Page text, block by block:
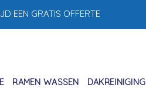
EEN GRATIS OFFERTE
RAMEN WASSEN DAKREINIGING